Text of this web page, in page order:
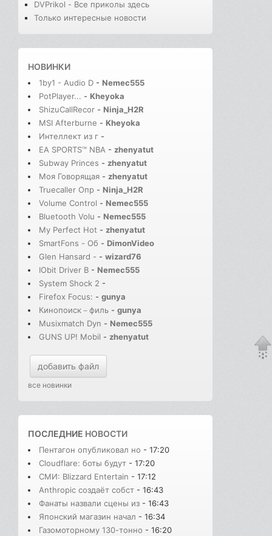
DVPrikol - Все приколы здесь
Только интересные новости
НОВИНКИ
1by1 - Audio D - Nemec555
PotPlayer... - Kheyoka
ShizuCallRecor - Ninja_H2R
MSI Afterburne - Kheyoka
Интеллект из г -
EA SPORTS™ NBA - zhenyatut
Subway Princes - zhenyatut
Моя Говорящая - zhenyatut
Truecaller Опр - Ninja_H2R
Volume Control - Nemec555
Bluetooth Volu - Nemec555
My Perfect Hot - zhenyatut
SmartFons - Об - DimonVideo
Glen Hansard - - wizard76
IObit Driver B - Nemec555
System Shock 2 -
Firefox Focus: - gunya
Кинопоиск－филь - gunya
Musixmatch Dyn - Nemec555
GUNS UP! Mobil - zhenyatut
добавить файл
все новинки
ПОСЛЕДНИЕ НОВОСТИ
Пентагон опубликовал но - 17:20
Cloudflare: боты будут - 17:20
СМИ: Blizzard Entertain - 17:12
Anthropic создаёт собст - 16:43
Фанаты назвали сцены из - 16:43
Японский магазин начал - 16:34
Газомоторному 130-тонно - 16:20